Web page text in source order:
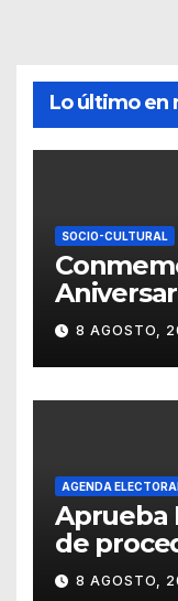
Lo último en
SOCIO-CULTURAL
8 AGOSTO,
AGENDA
Aprueba
de
8 AGOSTO,